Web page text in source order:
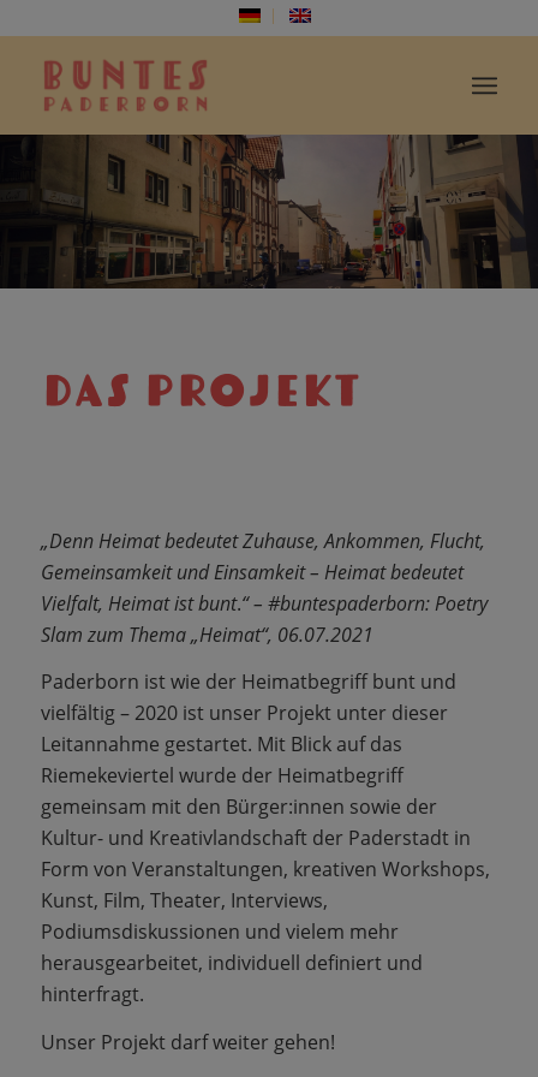
DAS PROJEKT
„Denn Heimat bedeutet Zuhause, Ankommen, Flucht,
Gemeinsamkeit und Einsamkeit – Heimat bedeutet
Vielfalt, Heimat ist bunt.“ – #buntespaderborn: Poetry
Slam zum Thema „Heimat“, 06.07.2021
Paderborn ist wie der Heimatbegriff bunt und
vielfältig – 2020 ist unser Projekt unter dieser
Leitannahme gestartet. Mit Blick auf das
Riemekeviertel wurde der Heimatbegriff
gemeinsam mit den Bürger:innen sowie der
Kultur- und Kreativlandschaft der Paderstadt in
Form von Veranstaltungen, kreativen Workshops,
Kunst, Film, Theater, Interviews,
Podiumsdiskussionen und vielem mehr
herausgearbeitet, individuell definiert und
hinterfragt.
Unser Projekt darf weiter gehen!